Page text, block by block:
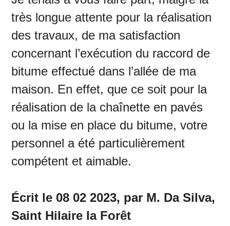
très longue attente pour la réalisation
des travaux, de ma satisfaction
concernant l’exécution du raccord de
bitume effectué dans l’allée de ma
maison. En effet, que ce soit pour la
réalisation de la chaînette en pavés
ou la mise en place du bitume, votre
personnel a été particulièrement
compétent et aimable.
Écrit le 08 02 2023, par M. Da Silva,
Saint Hilaire la Forêt